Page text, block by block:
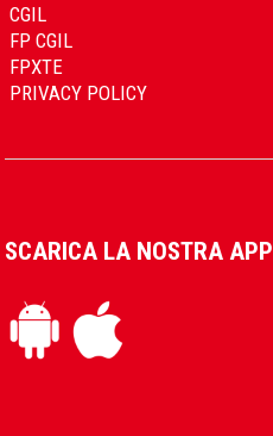
CGIL
FP CGIL
FPXTE
PRIVACY POLICY
SCARICA LA NOSTRA APP